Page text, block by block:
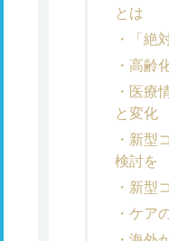
とは
「絶
高齢
医療
と変化
新型
検討を
新型
ケア